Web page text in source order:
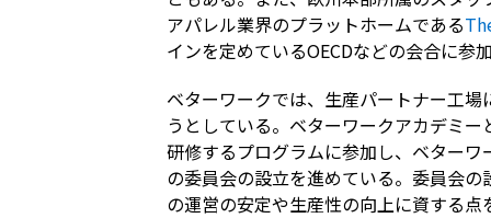
アパレル業界のプラットホームである
インを定めているOECDなどの会合に参
ベターワークでは、生産パートナー工
うとしている。ベターワークアカデミ
研修するプログラムに参加し、ベター
の委員会の設立を進めている。委員会
の運営の安定や生産性の向上に資する